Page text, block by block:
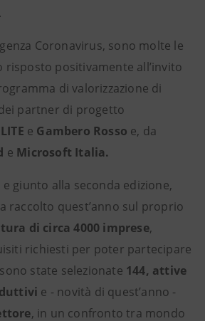
Coronavirus, sono molte le
risposto positivamente all’invito
di valorizzazione di
partner di progetto
e Gambero Rosso e, da
e Microsoft Italia.
giunto alla seconda edizione,
raccolto quest’anno sul proprio
di circa 4000 imprese,
richiesti per poter partecipare
state selezionate 144, attive
e - novità di quest’anno -
, in un confronto tra mondo